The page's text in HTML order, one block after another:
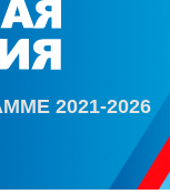
2021-2026